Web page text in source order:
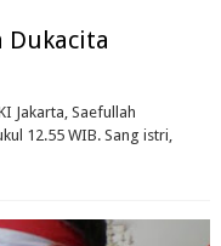
Dukacita
Jakarta, Saefullah
12.55 WIB. Sang istri,